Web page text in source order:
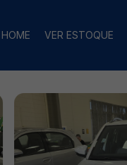
HOME VER ESTOQUE